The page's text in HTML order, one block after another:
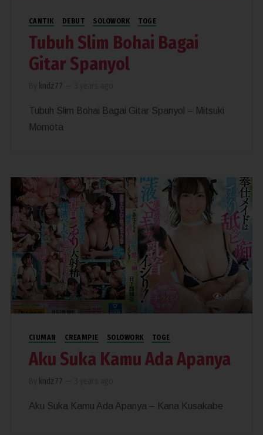
CANTIK DEBUT SOLOWORK TOGE
Tubuh Slim Bohai Bagai
Gitar Spanyol
kndz77
Tubuh Slim Bohai Bagai Gitar Spanyol – Mitsuki
Momota
2,608
CIUMAN CREAMPIE SOLOWORK TOGE
Aku Suka Kamu Ada Apanya
kndz77
Aku Suka Kamu Ada Apanya – Kana Kusakabe